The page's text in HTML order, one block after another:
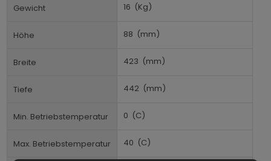
Gewicht 16 (Kg)
Höhe 88 (mm)
Breite 423 (mm)
Tiefe 442 (mm)
Min. Betriebstemperatur 0 (C)
Max. Betriebstemperatur 40 (C)